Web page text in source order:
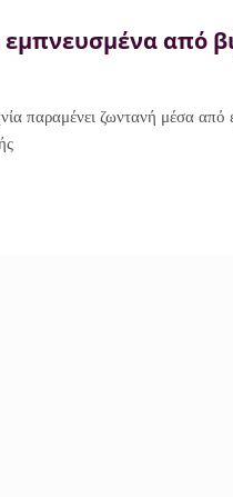
από
παραμένει ζωντανή μέσα από